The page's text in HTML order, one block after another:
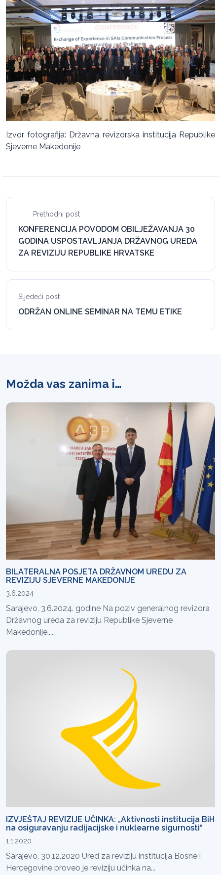
Izvor fotografija: Državna revizorska institucija Republike
Sjeverne Makedonije
Prethodni post
KONFERENCIJA POVODOM OBILJEŽAVANJA 30
GODINA USPOSTAVLJANJA DRŽAVNOG UREDA
ZA REVIZIJU REPUBLIKE HRVATSKE
Sljedeći post
ODRŽAN ONLINE SEMINAR NA TEMU ETIKE
Možda vas zanima i…
BILATERALNA POSJETA DRŽAVNOM UREDU ZA
REVIZIJU SJEVERNE MAKEDONIJE
3.6.2024
Sarajevo, 3.6.2024. godine Na poziv generalnog revizora
Državnog ureda za reviziju Republike Sjeverne
Makedonije,...
IZVJEŠTAJ REVIZIJE UČINKA: „Aktivnosti institucija BiH
na osiguravanju radijacijske i nuklearne sigurnosti“
1.1.2020
Sarajevo, 30.12.2020 Ured za reviziju institucija Bosne i
Hercegovine proveo je reviziju učinka na...